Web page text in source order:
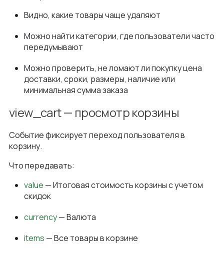
Видно, какие товары чаще удаляют
Можно найти категории, где пользователи часто
передумывают
Можно проверить, не ломают ли покупку цена
доставки, сроки, размеры, наличие или
минимальная сумма заказа
view_cart — просмотр корзины
Событие фиксирует переход пользователя в
корзину.
Что передавать:
value — Итоговая стоимость корзины с учетом
скидок
currency— Валюта
items — Все товары в корзине